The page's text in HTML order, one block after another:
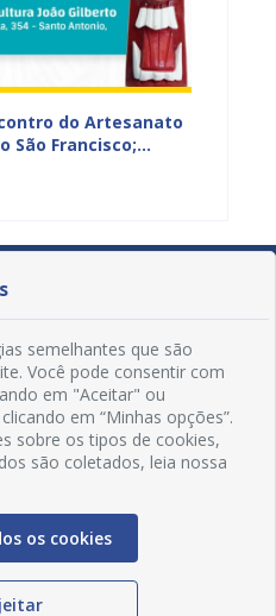
do Artesanato
São Francisco;
semelhantes que são
Você pode consentir com
em "Aceitar" ou
em “Minhas opções”.
sobre os tipos de cookies,
são coletados, leia nossa
os cookies